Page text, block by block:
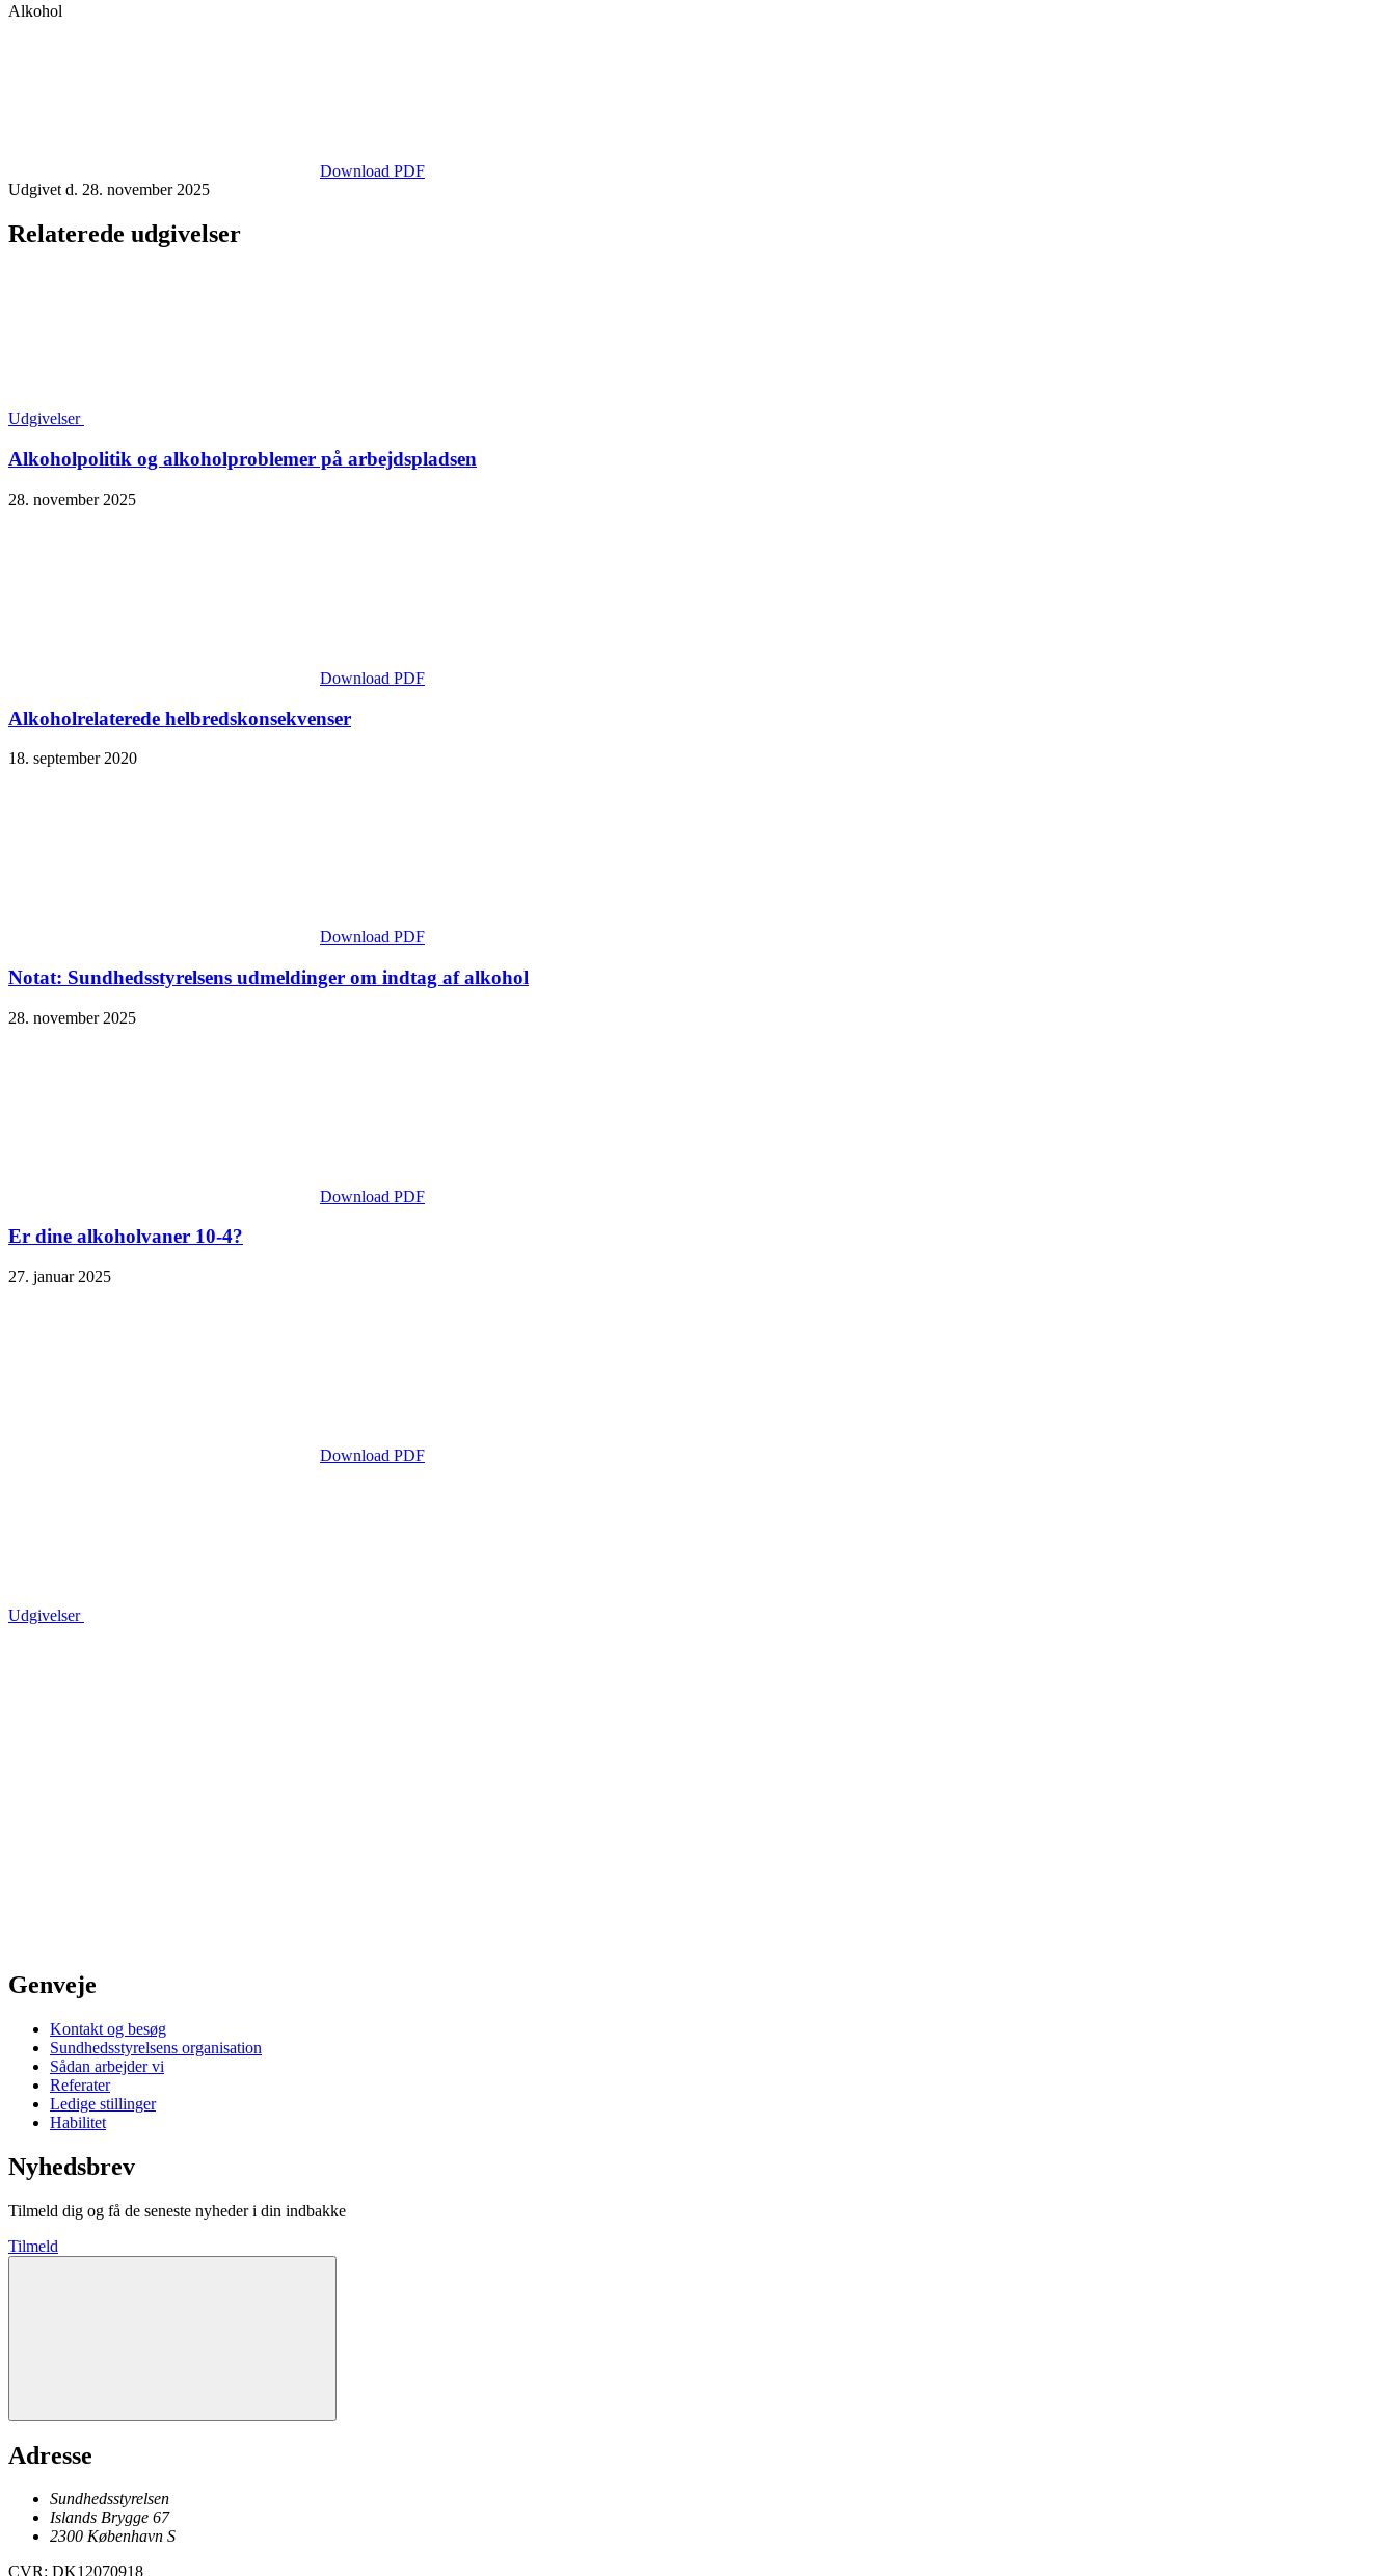
Alkohol
Download PDF
Udgivet d. 28. november 2025
Relaterede udgivelser
Udgivelser
Alkoholpolitik og alkoholproblemer på arbejdspladsen
28. november 2025
Download PDF
Alkoholrelaterede helbredskonsekvenser
18. september 2020
Download PDF
Notat: Sundhedsstyrelsens udmeldinger om indtag af alkohol
28. november 2025
Download PDF
Er dine alkoholvaner 10-4?
27. januar 2025
Download PDF
Udgivelser
Genveje
Kontakt og besøg
Sundhedsstyrelsens organisation
Sådan arbejder vi
Referater
Ledige stillinger
Habilitet
Nyhedsbrev
Tilmeld dig og få de seneste nyheder i din indbakke
Tilmeld
Adresse
Sundhedsstyrelsen
Islands Brygge 67
2300 København S
CVR: DK12070918